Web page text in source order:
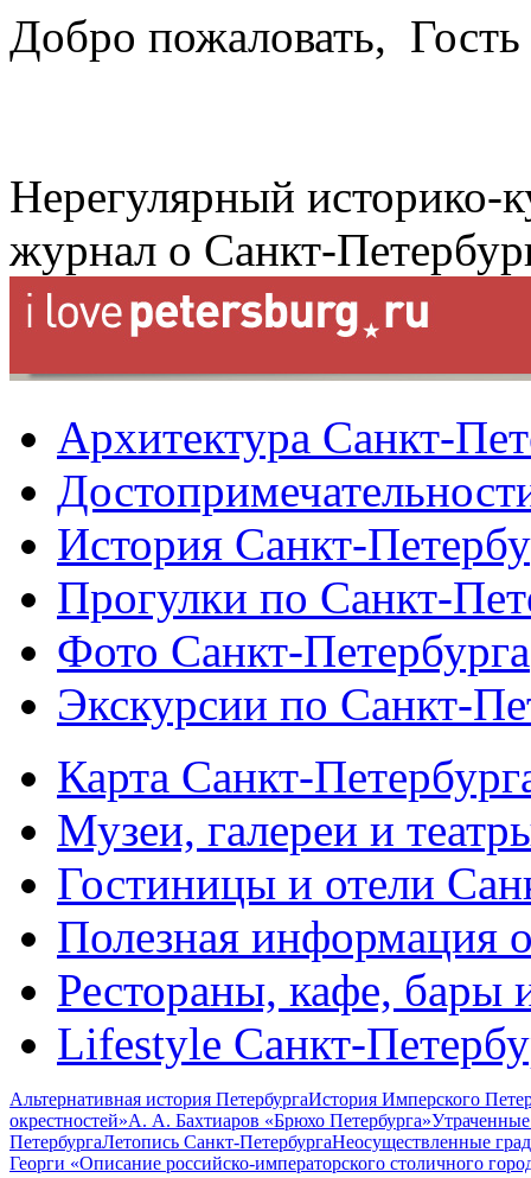
Добро пожаловать, Гость
Нерегулярный историко-
журнал о Санкт-
Архитектура Санкт-
История Санкт-
Прогулки по Санкт-
Фото Санкт-Петербурга
Экскурсии по Санкт-
Карта Санкт-
Музеи, галереи и
Гостиницы и отели
Полезная информация
Рестораны, кафе, бары
Lifestyle Санкт-
Альтернативная история ПетербургаИстория Имперского
окрестностей»А. А. Бахтиаров «Брюхо Петербурга»
ПетербургаЛетопись Санкт-ПетербургаНеосуществленные
Георги «Описание российско-императорского столичного